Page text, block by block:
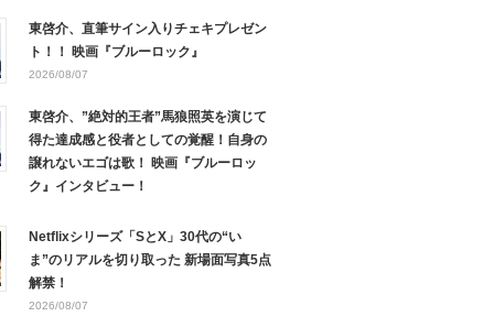
東啓介、直筆サイン入りチェキプレゼン
ト！！ 映画『ブルーロック』
2026/08/07
東啓介、”絶対的王者”馬狼照英を演じて
得た達成感と役者としての覚醒！自身の
譲れないエゴは歌！ 映画『ブルーロッ
ク』インタビュー！
Netflixシリーズ「SとX」30代の“い
ま”のリアルを切り取った 新場面写真5点
解禁！
2026/08/07